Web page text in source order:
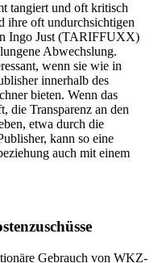
tangiert und oft kritisch
ihre oft undurchsichtigen
Ingo Just (TARIFFUXX)
Abwechslung.
wenn sie wie in
innerhalb des
bieten. Wenn das
die Transparenz an den
etwa durch die
kann so eine
auch mit einem
Gebrauch von WKZ-